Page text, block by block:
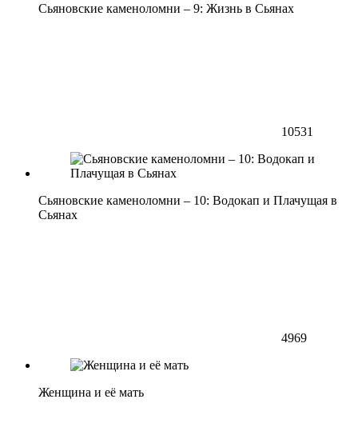
Сьяновские каменоломни – 9: Жизнь в Сьянах
10531
Сьяновские каменоломни – 10: Водокап и Плачущая в
Сьянах
4969
Женщина и её мать